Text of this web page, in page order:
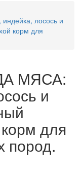
лосось и
корм для
МЯСА:
и
для
пород.